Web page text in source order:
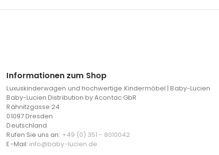
Informationen zum Shop
Luxuskinderwagen und hochwertige Kindermöbel | Baby-Lucien
Baby-Lucien Distribution by Acontac GbR
Rähnitzgasse 24
01097 Dresden
Deutschland
Rufen Sie uns an: +49 (0) 351 - 8010042
E-Mail: info@baby-lucien.de